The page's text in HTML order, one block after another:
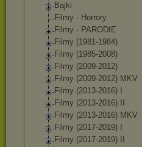
Bajki
Filmy - Horrory
Filmy - PARODIE
Filmy (1981-1984)
Filmy (1985-2008)
Filmy (2009-2012)
Filmy (2009-2012) MKV
Filmy (2013-2016) I
Filmy (2013-2016) II
Filmy (2013-2016) MKV
Filmy (2017-2019) I
Filmy (2017-2019) II